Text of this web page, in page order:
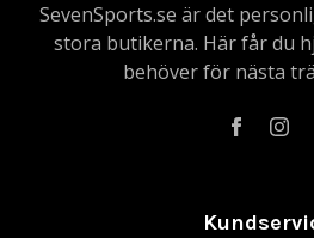
SevenSports.se är det
stora butikerna. Här får du
behöver för nästa